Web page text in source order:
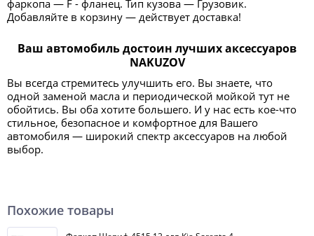
фаркопа — F - фланец. Тип кузова — Грузовик.
Добавляйте в корзину — действует доставка!
Ваш автомобиль достоин лучших аксессуаров
NAKUZOV
Вы всегда стремитесь улучшить его. Вы знаете, что
одной заменой масла и периодической мойкой тут не
обойтись. Вы оба хотите большего. И у нас есть кое-что
стильное, безопасное и комфортное для Вашего
автомобиля — широкий спектр аксессуаров на любой
выбор.
Похожие товары